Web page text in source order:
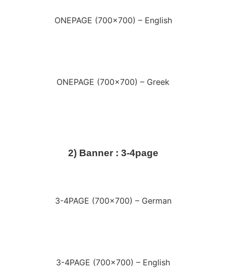
ONEPAGE (700×700) – English
ONEPAGE (700×700) – Greek
2) Banner : 3-4page
3-4PAGE (700×700) – German
3-4PAGE (700×700) – English